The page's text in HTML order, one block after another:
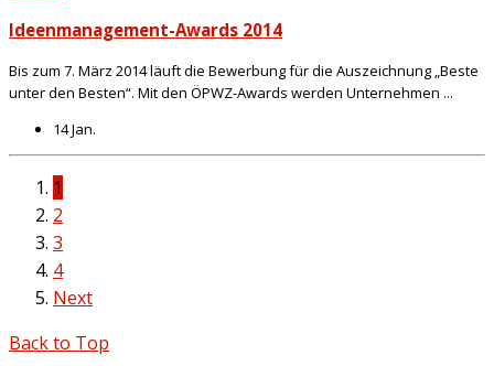
Ideenmanagement-Awards 2014
Bis zum 7. März 2014 läuft die Bewerbung für die Auszeichnung „Beste
unter den Besten“. Mit den ÖPWZ-Awards werden Unternehmen ...
14 Jan.
1
2
3
4
Next
Back to Top